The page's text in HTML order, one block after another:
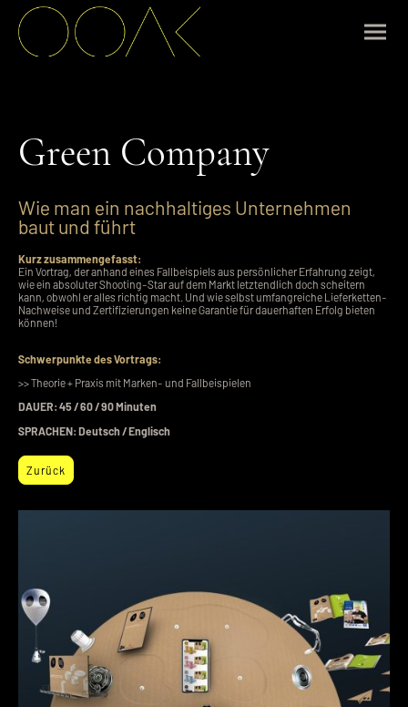
Green Company
Wie man ein nachhaltiges Unternehmen
baut und führt
Kurz zusammengefasst:
Ein Vortrag, der anhand eines Fallbeispiels aus persönlicher Erfahrung zeigt,
wie ein absoluter Shooting-Star auf dem Markt letztendlich doch scheitern
kann, obwohl er alles richtig macht. Und wie selbst umfangreiche Lieferketten-
Nachweise und Zertifizierungen keine Garantie für dauerhaften Erfolg bieten
können!
Schwerpunkte des Vortrags:
>> Theorie + Praxis mit Marken- und Fallbeispielen
DAUER: 45 / 60 / 90 Minuten
SPRACHEN: Deutsch / Englisch
Zurück